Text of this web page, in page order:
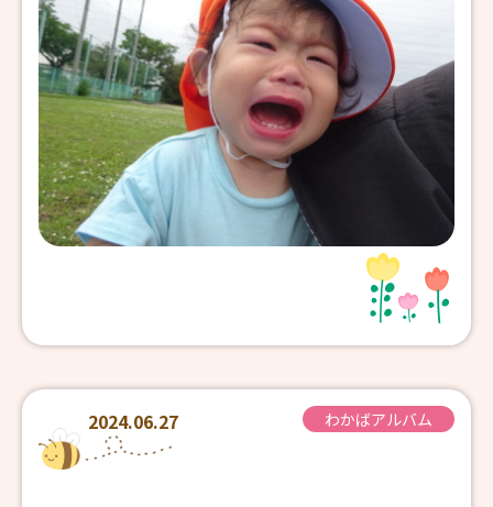
2024.06.27 わかばアルバム